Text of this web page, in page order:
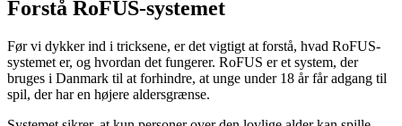
Forstå RoFUS-systemet
Før vi dykker ind i tricksene, er det vigtigt at forstå, hvad RoFUS-
systemet er, og hvordan det fungerer. RoFUS er et system, der
bruges i Danmark til at forhindre, at unge under 18 år får adgang til
spil, der har en højere aldersgrænse.